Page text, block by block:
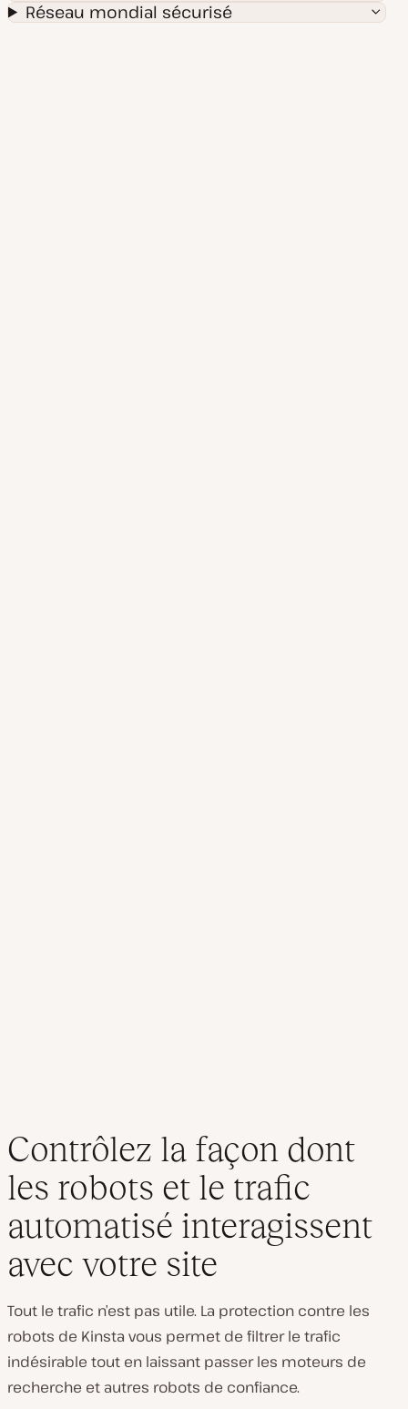
Réseau mondial sécurisé
Contrôlez la façon dont
les robots et le trafic
automatisé interagissent
avec votre site
Tout le trafic n’est pas utile. La protection contre les
robots de Kinsta vous permet de filtrer le trafic
indésirable tout en laissant passer les moteurs de
recherche et autres robots de confiance.